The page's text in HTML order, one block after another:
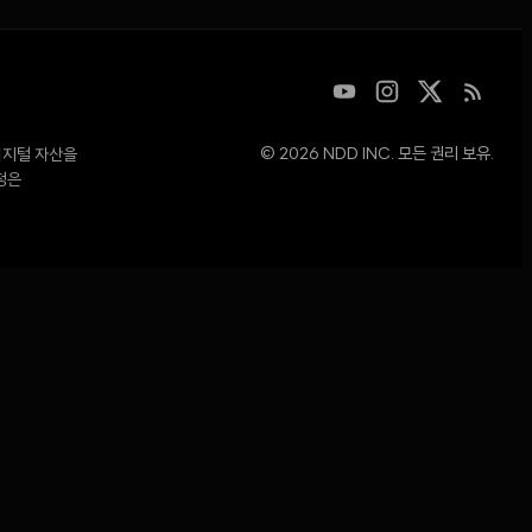
털 자산을
은
© 2026 NDD INC. 모든 권리 보유.